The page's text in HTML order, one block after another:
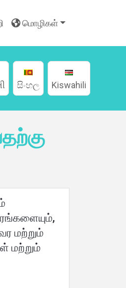
மொழிகள்
සිංහල Kiswahili
மற்றும்
மற்றும்